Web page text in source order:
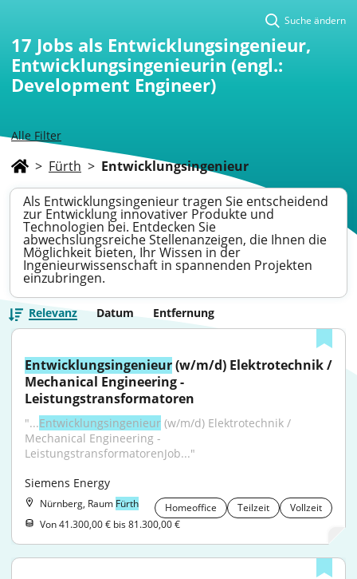
Alle Filter
Suche ändern
17 Jobs als Entwicklungsingenieur,
Entwicklungsingenieurin (engl.:
Development Engineer)
> Fürth > Entwicklungsingenieur
Als Entwicklungsingenieur tragen Sie entscheidend
zur Entwicklung innovativer Produkte und
Technologien bei. Entdecken Sie
abwechslungsreiche Stellenanzeigen, die Ihnen die
Möglichkeit bieten, Ihr Wissen in der
Ingenieurwissenschaft in spannenden Projekten
einzubringen.
Relevanz Datum Entfernung
Entwicklungsingenieur (w/m/d) Elektrotechnik /
Mechanical Engineering -
Leistungstransformatoren
"...Entwicklungsingenieur (w/m/d) Elektrotechnik /
Mechanical Engineering -
LeistungstransformatorenJob..."
Siemens Energy
Nürnberg, Raum Fürth Homeoffice Teilzeit
Vollzeit
Von 41.300,00 € bis 81.300,00 €